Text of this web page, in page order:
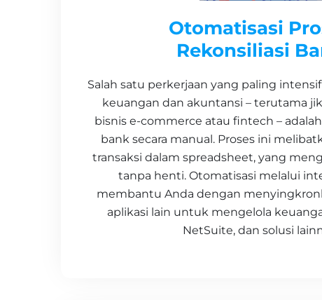
Otomatisasi
Rekonsiliasi
Salah satu perkerjaan yang paling
keuangan dan akuntansi – terutama
bisnis e-commerce atau fintech –
bank secara manual. Proses ini
transaksi dalam spreadsheet, yang
tanpa henti. Otomatisasi melalui
membantu Anda dengan
aplikasi lain untuk mengelola
NetSuite, dan solusi